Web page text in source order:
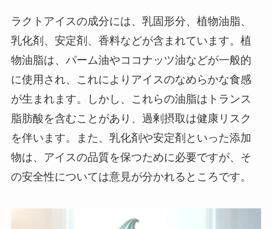
ラクトアイスの成分には、乳固形分、植物油脂、
乳化剤、安定剤、香料などが含まれています。植
物油脂は、パーム油やココナッツ油などが一般的
に使用され、これによりアイスのなめらかな食感
が生まれます。しかし、これらの油脂はトランス
脂肪酸を含むことがあり、過剰摂取は健康リスク
を伴います。また、乳化剤や安定剤といった添加
物は、アイスの品質を保つために必要ですが、そ
の安全性については意見が分かれるところです。